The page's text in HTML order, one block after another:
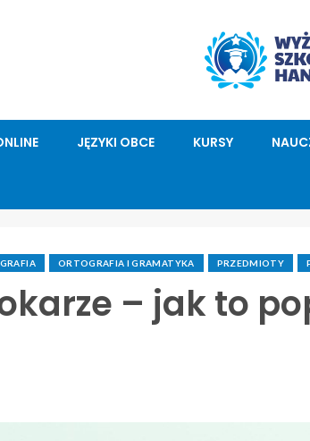
JĘZYKI OBCE KURSY
ORTOGRAFIA I GRAMATYKA PRZEDMIOTY
– jak to